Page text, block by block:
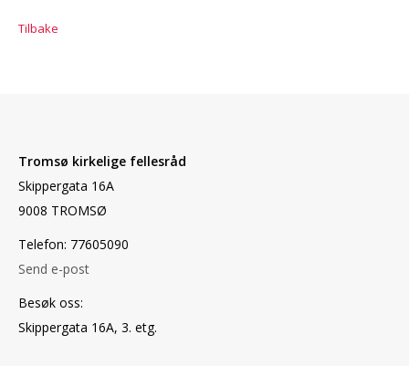
Tilbake
Tromsø kirkelige fellesråd
Skippergata 16A
9008 TROMSØ
Telefon: 77605090
Send e-post
Besøk oss:
Skippergata 16A, 3. etg.